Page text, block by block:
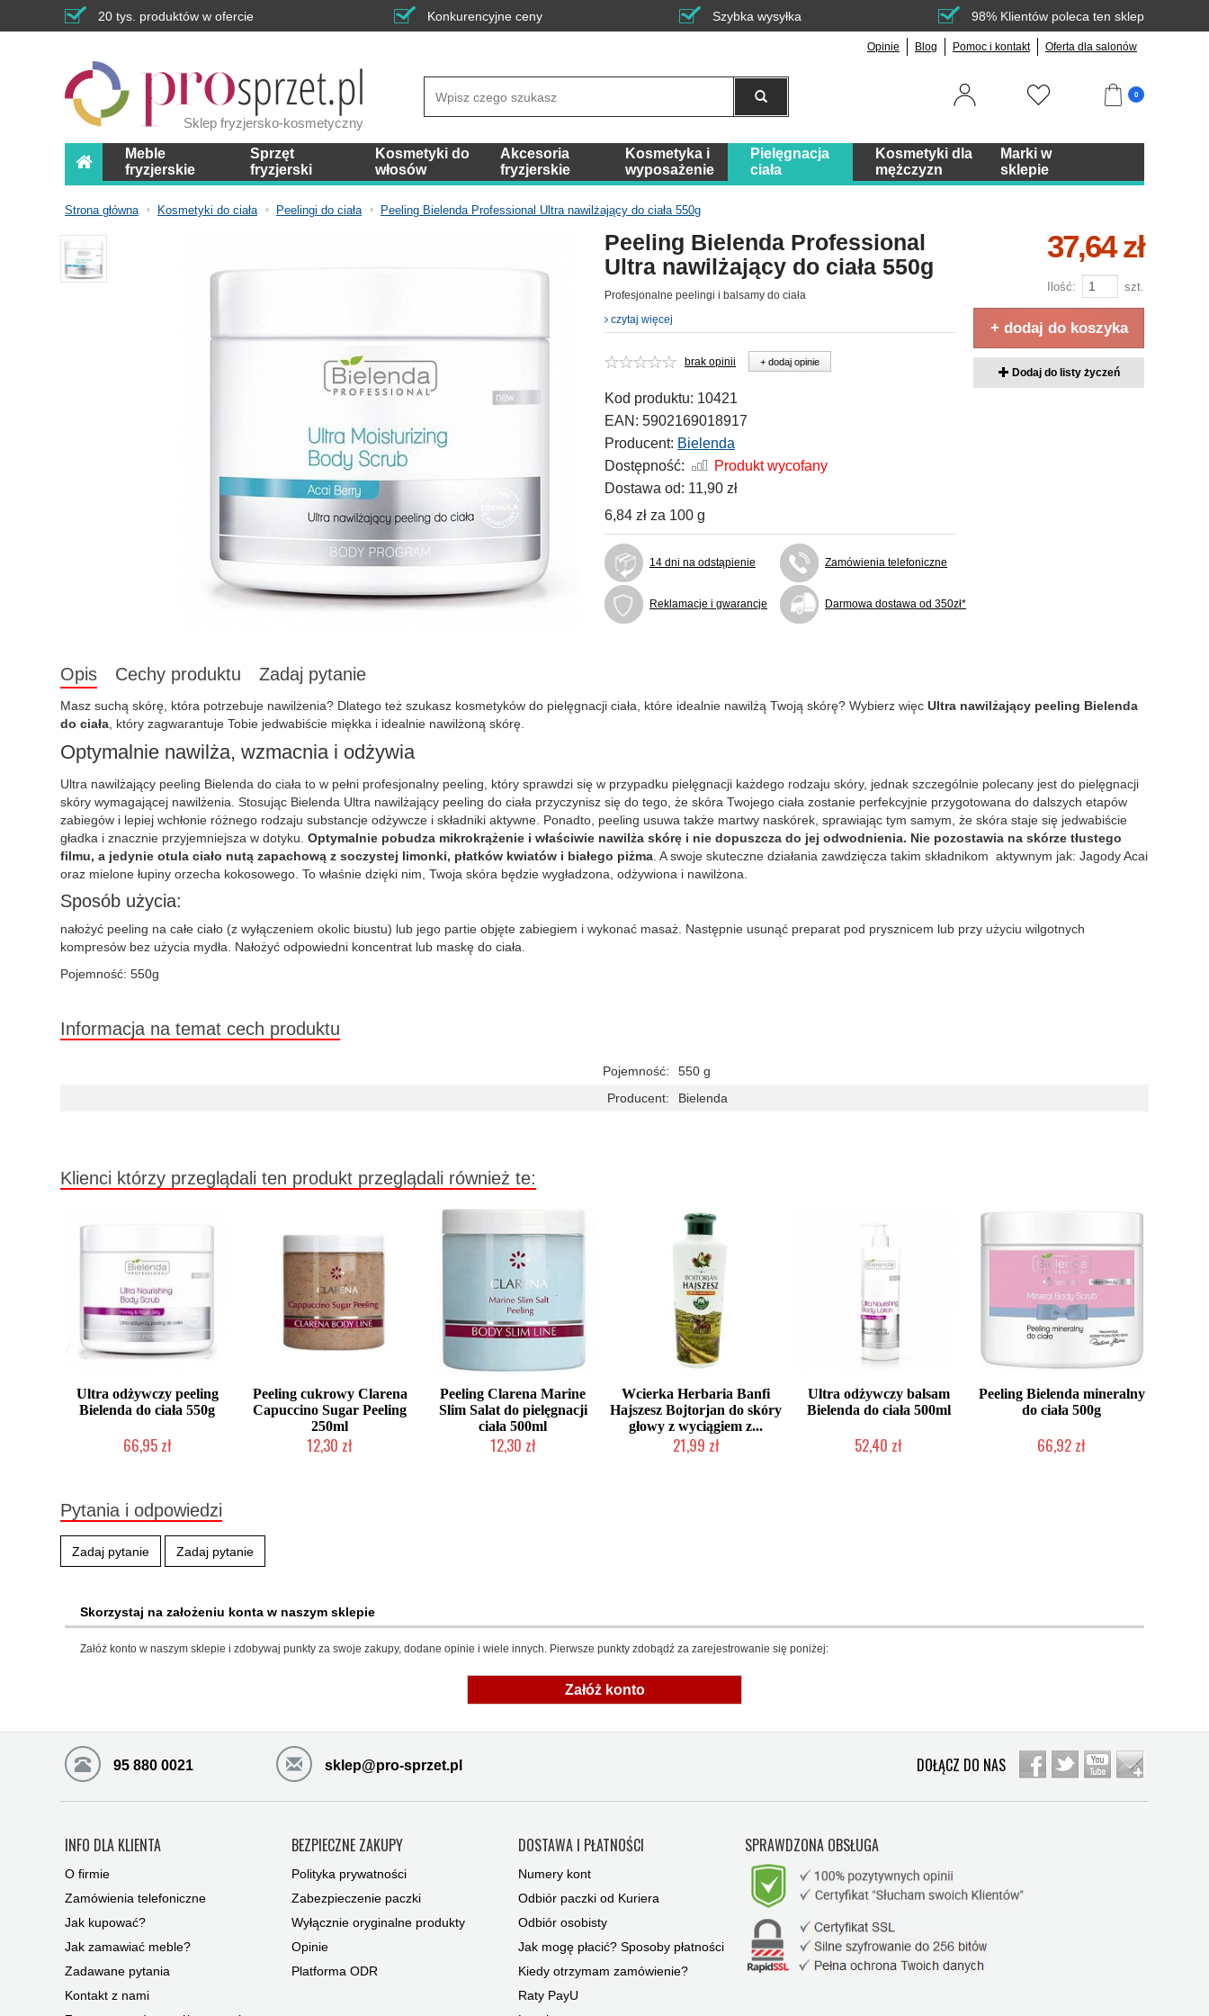
20 tys. produktów w ofercie Konkurencyjne ceny Szybka wysyłka 98% Klientów poleca ten sklep
Opinie Blog Pomoc i kontakt Oferta dla salonów
Sklep fryzjersko-kosmetyczny
0
Meble
fryzjerskie
Sprzęt
fryzjerski
Kosmetyki do
włosów
Akcesoria
fryzjerskie
Kosmetyka i
wyposażenie
Pielęgnacja
ciała
Kosmetyki dla
mężczyzn
Marki w
sklepie
Strona główna Kosmetyki do ciała Peelingi do ciała Peeling Bielenda Professional Ultra nawilżający do ciała 550g
Peeling Bielenda Professional
Ultra nawilżający do ciała 550g
Profesjonalne peelingi i balsamy do ciała
czytaj więcej
brak opinii + dodaj opinie
Kod produktu: 10421
EAN: 5902169018917
Producent: Bielenda
Dostępność:
Produkt wycofany
Dostawa od: 11,90 zł
6,84 zł za 100 g
14 dni na odstąpienie Zamówienia telefoniczne
Reklamacje i gwarancje Darmowa dostawa od 350zł*
37,64 zł
Ilość: szt.
+ dodaj do koszyka
Dodaj do listy życzeń
Opis Cechy produktu Zadaj pytanie
Masz suchą skórę, która potrzebuje nawilżenia? Dlatego też szukasz kosmetyków do pielęgnacji ciała, które idealnie nawilżą Twoją skórę? Wybierz więc Ultra nawilżający peeling Bielenda
do ciała , który zagwarantuje Tobie jedwabiście miękka i idealnie nawilżoną skórę.
Optymalnie nawilża, wzmacnia i odżywia
Ultra nawilżający peeling Bielenda do ciała to w pełni profesjonalny peeling, który sprawdzi się w przypadku pielęgnacji każdego rodzaju skóry, jednak szczególnie polecany jest do pielęgnacji
skóry wymagającej nawilżenia. Stosując Bielenda Ultra nawilżający peeling do ciała przyczynisz się do tego, że skóra Twojego ciała zostanie perfekcyjnie przygotowana do dalszych etapów
zabiegów i lepiej wchłonie różnego rodzaju substancje odżywcze i składniki aktywne. Ponadto, peeling usuwa także martwy naskórek, sprawiając tym samym, że skóra staje się jedwabiście
gładka i znacznie przyjemniejsza w dotyku. Optymalnie pobudza mikrokrążenie i właściwie nawilża skórę i nie dopuszcza do jej odwodnienia. Nie pozostawia na skórze tłustego
filmu, a jedynie otula ciało nutą zapachową z soczystej limonki, płatków kwiatów i białego piżma . A swoje skuteczne działania zawdzięcza takim składnikom aktywnym jak: Jagody Acai
oraz mielone łupiny orzecha kokosowego. To właśnie dzięki nim, Twoja skóra będzie wygładzona, odżywiona i nawilżona.
Sposób użycia:
nałożyć peeling na całe ciało (z wyłączeniem okolic biustu) lub jego partie objęte zabiegiem i wykonać masaż. Następnie usunąć preparat pod prysznicem lub przy użyciu wilgotnych
kompresów bez użycia mydła. Nałożyć odpowiedni koncentrat lub maskę do ciała.
Pojemność: 550g
Informacja na temat cech produktu
Pojemność:
550 g
Producent:
Bielenda
Klienci którzy przeglądali ten produkt przeglądali również te:
Ultra odżywczy peeling
Bielenda do ciała 550g
66,95 zł
Peeling cukrowy Clarena
Capuccino Sugar Peeling
250ml
12,30 zł
Peeling Clarena Marine
Slim Salat do pielęgnacji
ciała 500ml
12,30 zł
Wcierka Herbaria Banfi
Hajszesz Bojtorjan do skóry
głowy z wyciągiem z...
21,99 zł
Ultra odżywczy balsam
Bielenda do ciała 500ml
52,40 zł
Peeling Bielenda mineralny
do ciała 500g
66,92 zł
Pytania i odpowiedzi
Zadaj pytanie Zadaj pytanie
Skorzystaj na założeniu konta w naszym sklepie
Załóż konto w naszym sklepie i zdobywaj punkty za swoje zakupy, dodane opinie i wiele innych. Pierwsze punkty zdobądź za zarejestrowanie się poniżej:
Załóż konto
95 880 0021 sklep@pro-sprzet.pl DOŁĄCZ DO NAS
INFO DLA KLIENTA
O firmie
Zamówienia telefoniczne
Jak kupować?
Jak zamawiać meble?
Zadawane pytania
Kontakt z nami
BEZPIECZNE ZAKUPY
Polityka prywatności
Zabezpieczenie paczki
Wyłącznie oryginalne produkty
Opinie
Platforma ODR
DOSTAWA I PŁATNOŚCI
Numery kont
Odbiór paczki od Kuriera
Odbiór osobisty
Jak mogę płacić? Sposoby płatności
Kiedy otrzymam zamówienie?
Raty PayU
SPRAWDZONA OBSŁUGA